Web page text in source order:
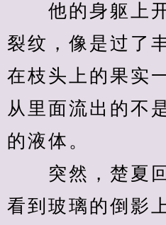
他的身躯上开
裂纹，像是过了
在枝头上的果实
从里面流出的不
的液体。
突然，楚夏回
看到玻璃的倒影